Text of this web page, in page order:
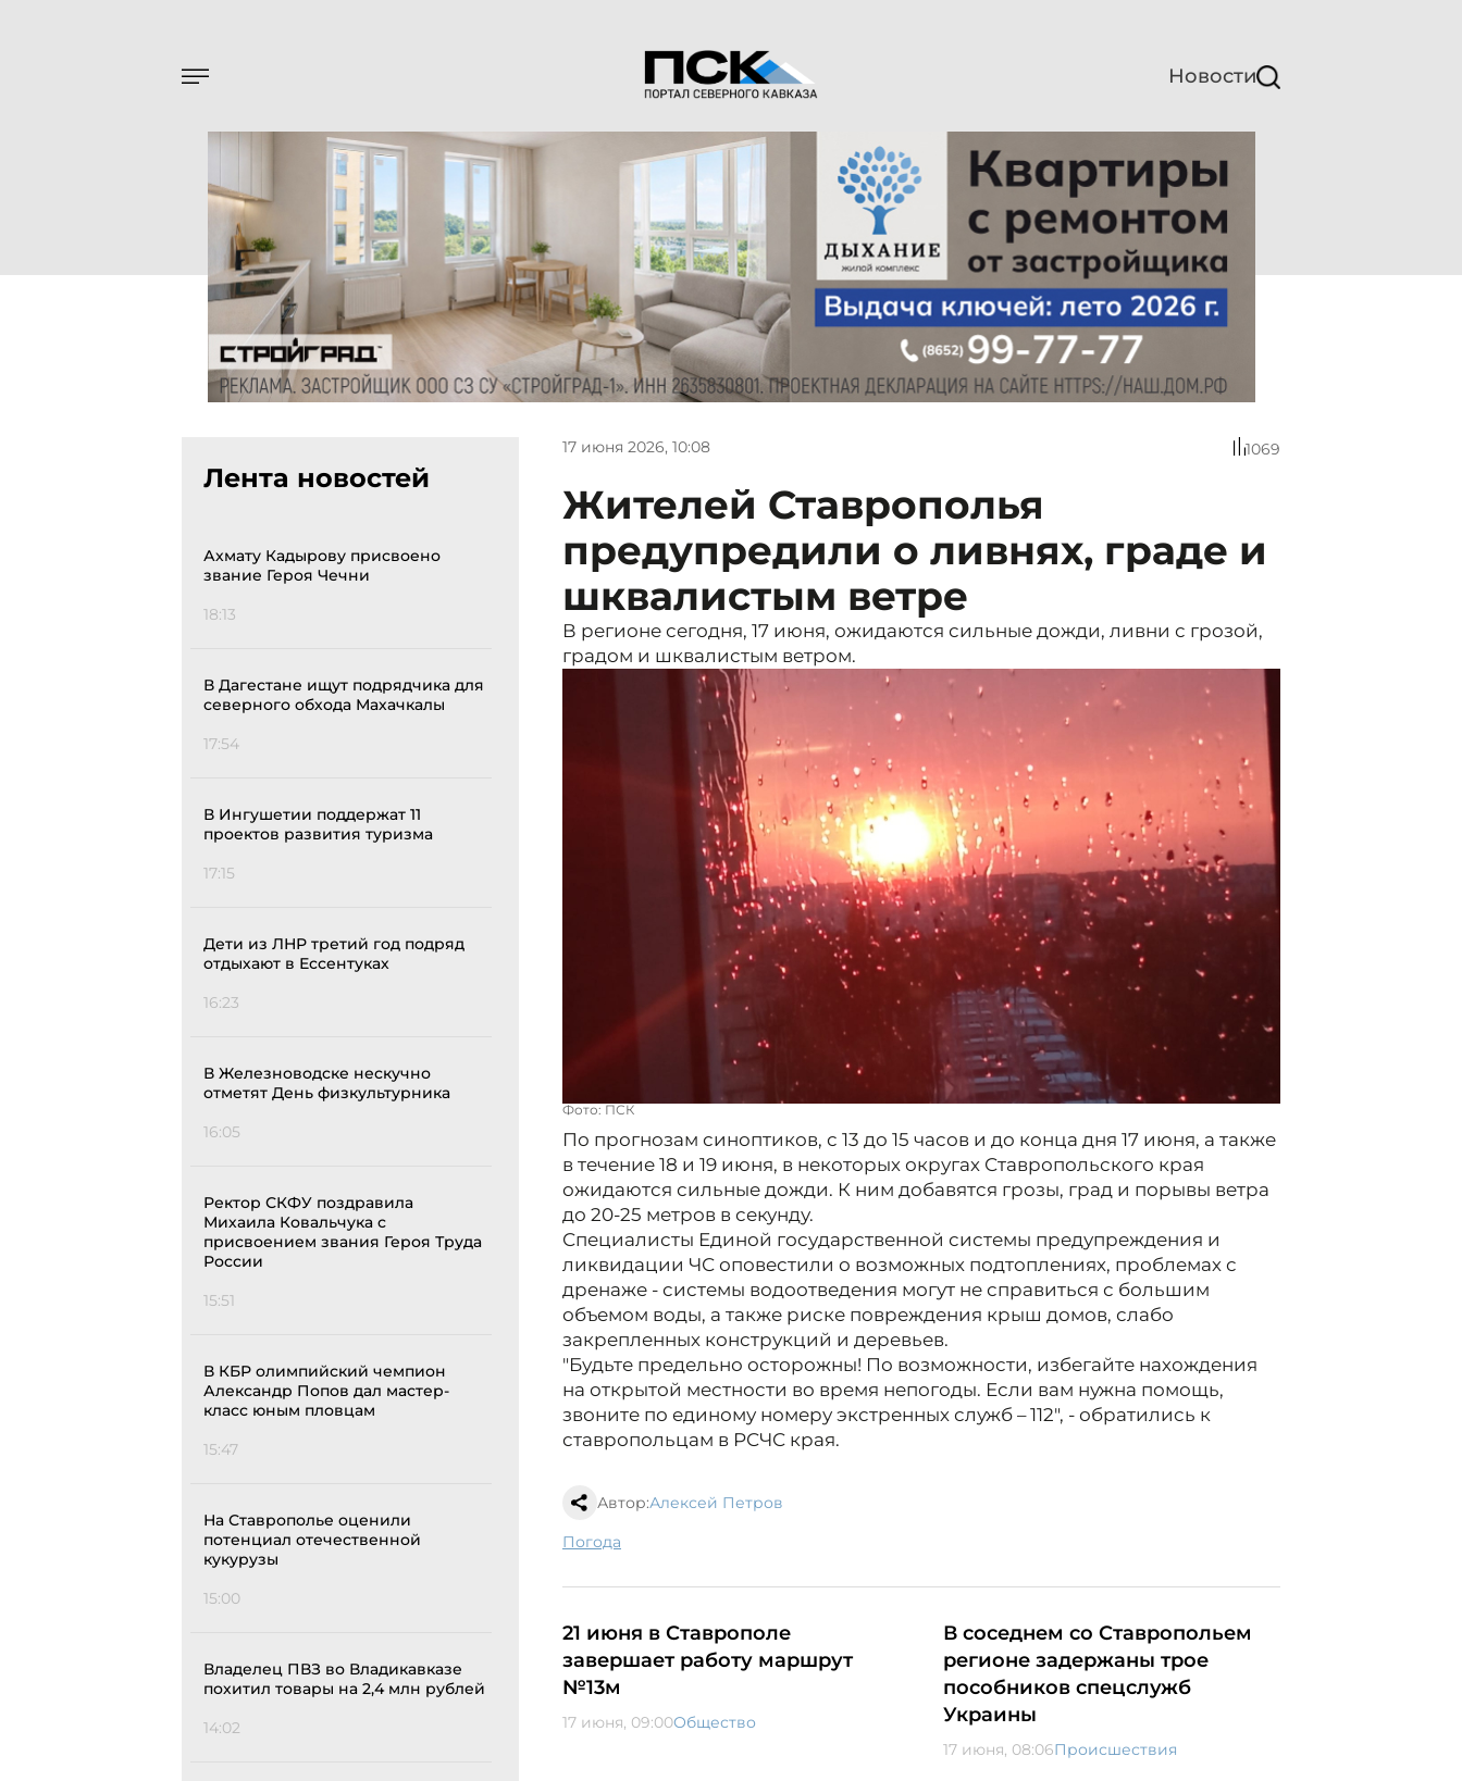
Новости
Лента новостей
Ахмату Кадырову присвоено
звание Героя Чечни
18:13
В Дагестане ищут подрядчика для
северного обхода Махачкалы
17:54
В Ингушетии поддержат 11
проектов развития туризма
17:15
Дети из ЛНР третий год подряд
отдыхают в Ессентуках
16:23
В Железноводске нескучно
отметят День физкультурника
16:05
Ректор СКФУ поздравила
Михаила Ковальчука с
присвоением звания Героя Труда
России
15:51
В КБР олимпийский чемпион
Александр Попов дал мастер-
класс юным пловцам
15:47
На Ставрополье оценили
потенциал отечественной
кукурузы
15:00
Владелец ПВЗ во Владикавказе
похитил товары на 2,4 млн рублей
14:02
17 июня 2026, 10:08 1069
Жителей Ставрополья
предупредили о ливнях, граде и
шквалистым ветре
В регионе сегодня, 17 июня, ожидаются сильные дожди, ливни с грозой,
градом и шквалистым ветром.
Фото: ПСК
По прогнозам синоптиков, с 13 до 15 часов и до конца дня 17 июня, а также
в течение 18 и 19 июня, в некоторых округах Ставропольского края
ожидаются сильные дожди. К ним добавятся грозы, град и порывы ветра
до 20-25 метров в секунду.
Специалисты Единой государственной системы предупреждения и
ликвидации ЧС оповестили о возможных подтоплениях, проблемах с
дренаже - системы водоотведения могут не справиться с большим
объемом воды, а также риске повреждения крыш домов, слабо
закрепленных конструкций и деревьев.
"Будьте предельно осторожны! По возможности, избегайте нахождения
на открытой местности во время непогоды. Если вам нужна помощь,
звоните по единому номеру экстренных служб – 112", - обратились к
ставропольцам в РСЧС края.
Автор:Алексей Петров
погода
21 июня в Ставрополе
завершает работу маршрут
№13м
17 июня, 09:00Общество
В соседнем со Ставропольем
регионе задержаны трое
пособников спецслужб
Украины
17 июня, 08:06Происшествия